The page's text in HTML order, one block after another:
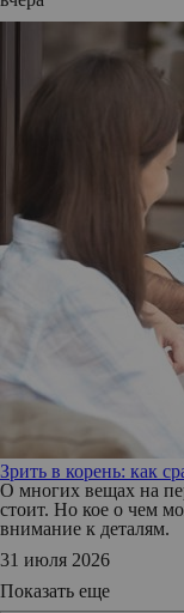
Зрить в корень: как
О многих вещах на
стоит. Но кое о чем
внимание к деталям.
31 июля 2026
Показать еще